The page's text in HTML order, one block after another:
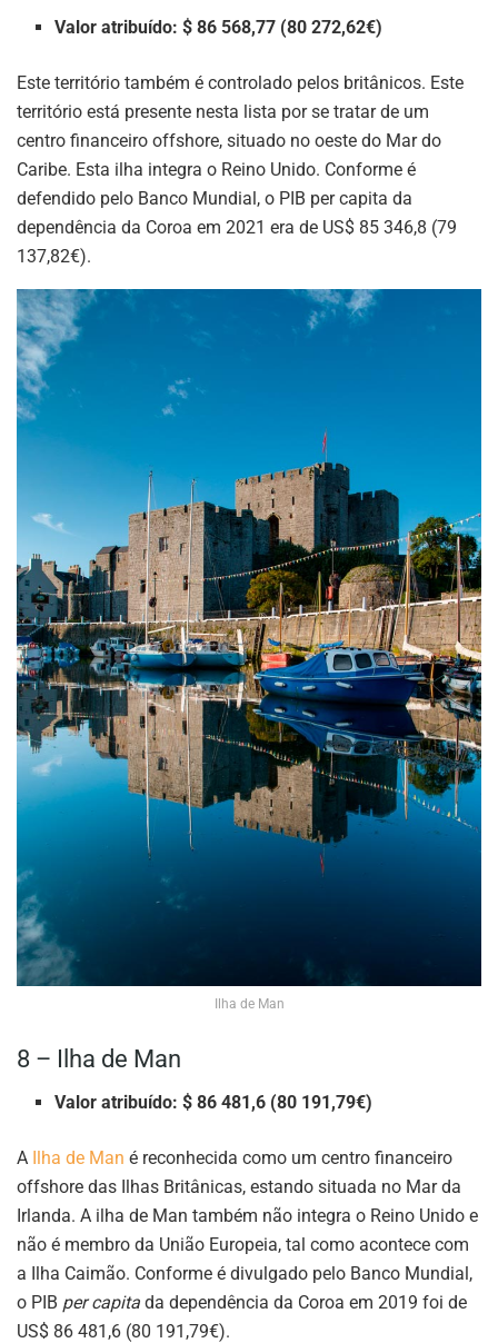
Valor atribuído: $ 86 568,77 (80 272,62€)
Este território também é controlado pelos britânicos. Este
território está presente nesta lista por se tratar de um
centro financeiro offshore, situado no oeste do Mar do
Caribe. Esta ilha integra o Reino Unido. Conforme é
defendido pelo Banco Mundial, o PIB per capita da
dependência da Coroa em 2021 era de US$ 85 346,8 (79
137,82€).
Ilha de Man
8 – Ilha de Man
Valor atribuído: $ 86 481,6 (80 191,79€)
A Ilha de Man é reconhecida como um centro financeiro
offshore das Ilhas Britânicas, estando situada no Mar da
Irlanda. A ilha de Man também não integra o Reino Unido e
não é membro da União Europeia, tal como acontece com
a Ilha Caimão. Conforme é divulgado pelo Banco Mundial,
o PIB per capita da dependência da Coroa em 2019 foi de
US$ 86 481,6 (80 191,79€).